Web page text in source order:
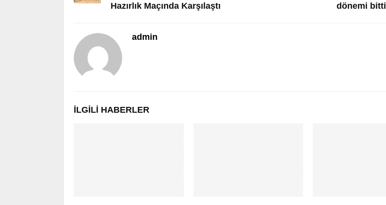
Hazırlık Maçında Karşılaştı
dönemi bitti
admin
İLGILI HABERLER